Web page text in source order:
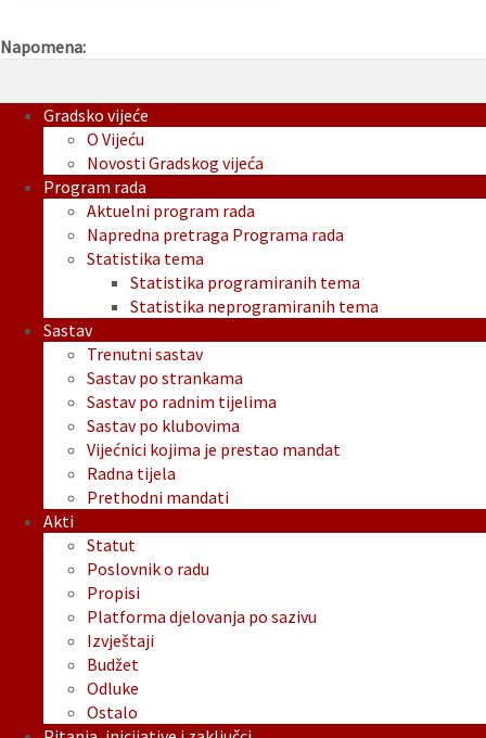
Napomena:
Gradsko vijeće
O Vijeću
Novosti Gradskog vijeća
Program rada
Aktuelni program rada
Napredna pretraga Programa rada
Statistika tema
Statistika programiranih tema
Statistika neprogramiranih tema
Sastav
Trenutni sastav
Sastav po strankama
Sastav po radnim tijelima
Sastav po klubovima
Vijećnici kojima je prestao mandat
Radna tijela
Prethodni mandati
Akti
Statut
Poslovnik o radu
Propisi
Platforma djelovanja po sazivu
Izvještaji
Budžet
Odluke
Ostalo